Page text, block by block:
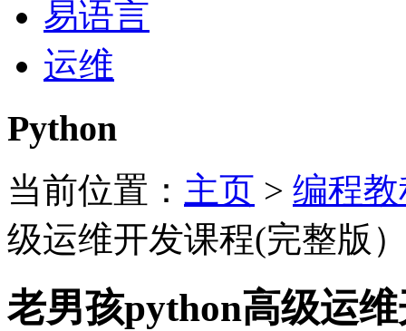
易语言
运维
Python
当前位置： 主页 > 编程
级运维开发课程(完整版
老男孩python高级运